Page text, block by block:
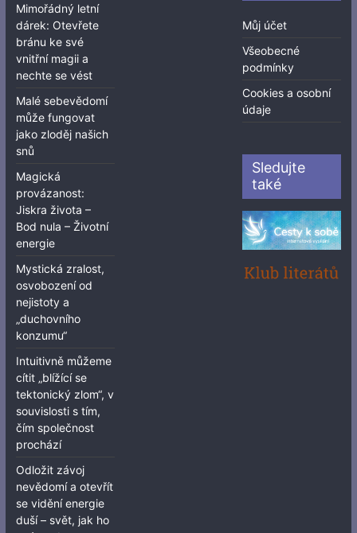
Mimořádný letní
dárek: Otevřete
bránu ke své
vnitřní magii a
nechte se vést
Malé sebevědomí
může fungovat
jako zloděj našich
snů
Magická
provázanost:
Jiskra života –
Bod nula – Životní
energie
Mystická zralost,
osvobození od
nejistoty a
„duchovního
konzumu“
Intuitivně můžeme
cítit „blížící se
tektonický zlom“, v
souvislosti s tím,
čím společnost
prochází
Odložit závoj
nevědomí a otevřít
se vidění energie
duší – svět, jak ho
Můj účet
Všeobecné
podmínky
Cookies a osobní
údaje
Sledujte
také